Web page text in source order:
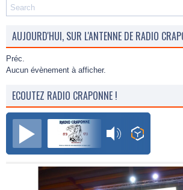
AUJOURD'HUI, SUR L'ANTENNE DE RADIO
Préc.
Aucun évènement à afficher.
ECOUTEZ RADIO CRAPONNE !
Radio Craponne FM